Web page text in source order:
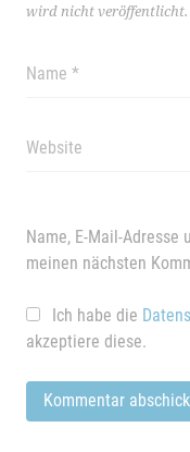
wird nicht veröffentlicht.
Name, E-Mail-
meinen nächsten
Ich habe die
akzeptiere diese.